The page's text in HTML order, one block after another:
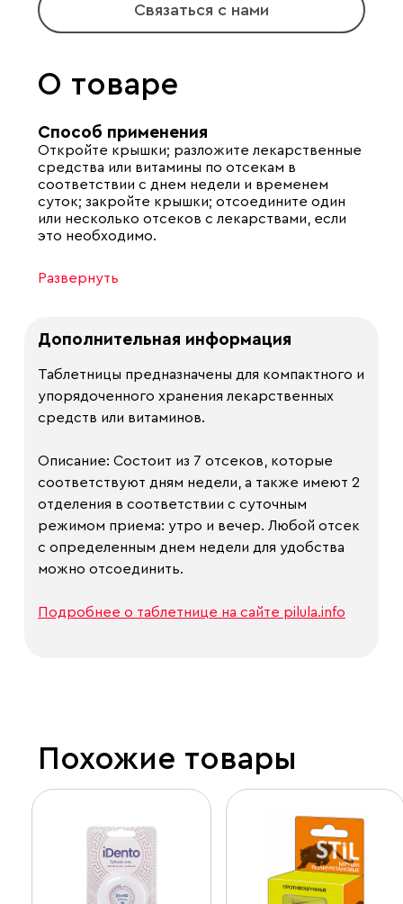
Связаться с нами
О товаре
Способ применения
Откройте крышки; разложите лекарственные
средства или витамины по отсекам в
соответствии с днем недели и временем
суток; закройте крышки; отсоедините один
или несколько отсеков с лекарствами, если
это необходимо.
Развернуть
Дополнительная информация
Таблетницы предназначены для компактного и
упорядоченного хранения лекарственных
средств или витаминов.
Описание: Состоит из 7 отсеков, которые
соответствуют дням недели, а также имеют 2
отделения в соответствии с суточным
режимом приема: утро и вечер. Любой отсек
с определенным днем недели для удобства
можно отсоединить.
Подробнее о таблетнице на сайте pilula.info
Похожие товары